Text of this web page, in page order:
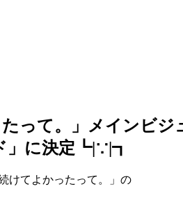
って。」メインビ
」に決定┗|∵|┓
けてよかったって。」の